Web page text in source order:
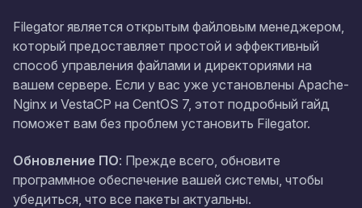
Filegator является открытым файловым менеджером,
который предоставляет простой и эффективный
способ управления файлами и директориями на
вашем сервере. Если у вас уже установлены Apache-
Nginx и VestaCP на CentOS 7, этот подробный гайд
поможет вам без проблем установить Filegator.
Обновление ПО: Прежде всего, обновите
программное обеспечение вашей системы, чтобы
убедиться, что все пакеты актуальны.